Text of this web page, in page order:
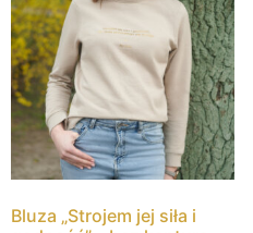
Bluza „Strojem jej siła i